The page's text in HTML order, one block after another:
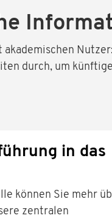
akademischen
durch, um
in das
können Sie mehr
zentralen